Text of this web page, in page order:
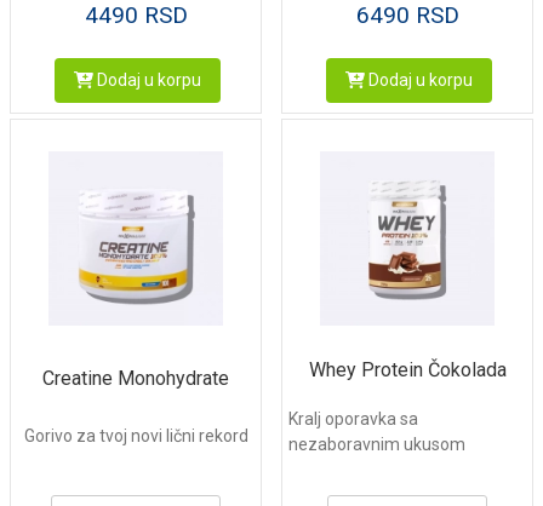
4490 RSD
Dodaj u korpu
6490 RSD
Dodaj u korpu
Creatine Monohydrate
Gorivo za tvoj novi lični rekord
Whey Protein Čokolada
Kralj oporavka sa
nezaboravnim ukusom